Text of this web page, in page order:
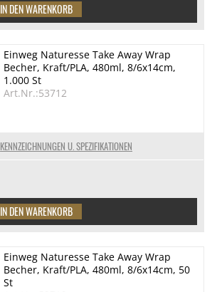
KENNZEICHNUNGEN U. SPEZIFIKATIONEN
Einweg Naturesse Take Away Wrap
Becher, Kraft/PLA, 480ml, 8/6x14cm,
1.000 St
Art.Nr.:53712
Einweg Naturesse Take Away Wrap
Becher, Kraft/PLA, 480ml, 8/6x14cm, 50
St